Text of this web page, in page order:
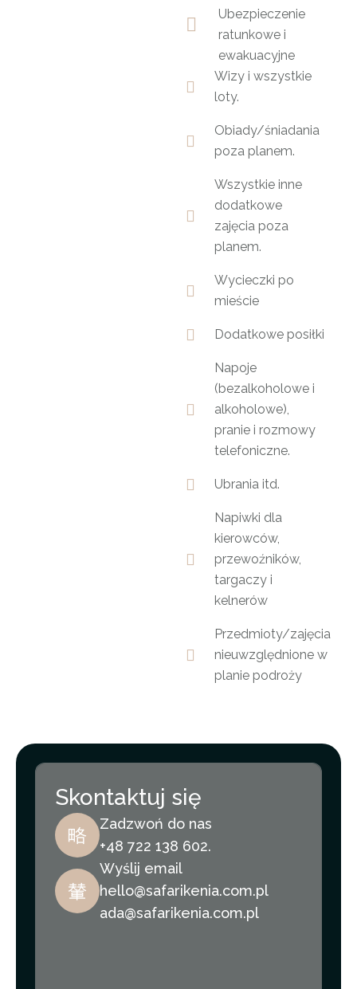
Ubezpieczenie
ratunkowe i
ewakuacyjne
Wizy i wszystkie
loty.
Obiady/śniadania
poza planem.
Wszystkie inne
dodatkowe
zajęcia poza
planem.
Wycieczki po
mieście
Dodatkowe posiłki
Napoje
(bezalkoholowe i
alkoholowe),
pranie i rozmowy
telefoniczne.
Ubrania itd.
Napiwki dla
kierowców,
przewoźników,
targaczy i
kelnerów
Przedmioty/zajęcia
nieuwzględnione w
planie podroży
Skontaktuj się
Zadzwoń do nas
+48 722 138 602.
Wyślij email
hello@safarikenia.com.pl
ada@safarikenia.com.pl